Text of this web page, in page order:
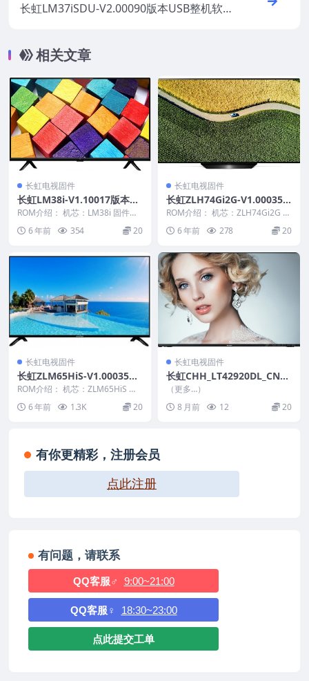
长虹LM37iSDU-V2.00090版本USB整机软件
相关文章
长虹电视固件
长虹LM38i-V1.10017版本US
B整机软件刷机固件下载
ROM介绍： 机芯：LM38i 固件版
本：V1.10017 适用机型：请以机
芯为...6 年前 354 20
长虹电视固件
长虹ZLH74Gi2G-V1.00035
整机原厂刷机固件下载
ROM介绍： 机芯：ZLH74Gi2G 固
件版本：V1.00035 适用机型：
请...6 年前 278 20
长虹电视固件
长虹ZLM65HiS-V1.00035版
本USB整机软件刷机固件下载
ROM介绍： 机芯：ZLM65HiS 固
件版本：V1.00035 适用机型：请
以...6 年前 1.3K 20
长虹电视固件
长虹CHH_LT42920DL_CN_R
TD2648_PCB5635-C_TPT42
0H2_HVN01_DLED_V1.05a_
20120703_U盘刷机固件
（更多…）
8 月前
12 20
有你更精彩，注册会员
点此注册
有问题，请联系
QQ客服♂ 9:00~21:00
QQ客服♀ 18:30~23:00
点此提交工单